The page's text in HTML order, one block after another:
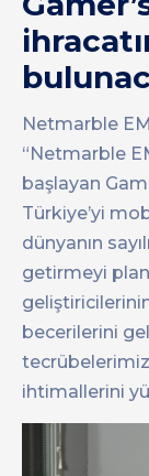
Netmarble
“Netmarble
başlayan
Türkiye’yi
dünyanın
getirmeyi
becerilerini
ihtimallerini